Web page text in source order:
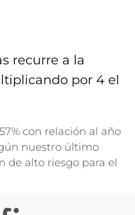
recurre a la
por 4 el
con relación al año
nuestro último
de alto riesgo para el